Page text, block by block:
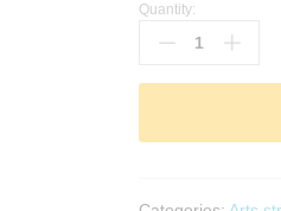
Master
Guide
Paper
Quantity: